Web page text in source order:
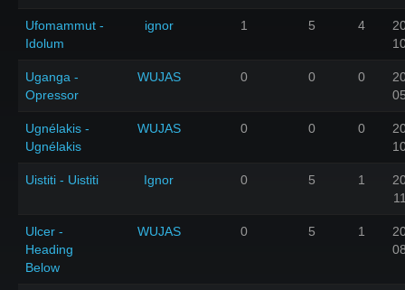
Ufomammut -
Idolum
ignor 1 5 4
Uganga -
Opressor
WUJAS 0 0 0
Ugnélakis -
Ugnélakis
WUJAS 0 0 0
Uistiti - Uistiti Ignor 0 5 1
Ulcer -
Heading
Below
WUJAS 0 5 1